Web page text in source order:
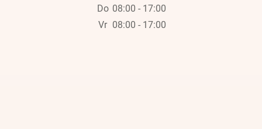
Do 08:00 - 17:00
Vr 08:00 - 17:00